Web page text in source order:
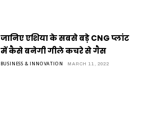
जानिए एशिया के सबसे बड़े CNG प्लांट
में कैसे बनेगी गीले कचरे से गैस
BUSINESS & INNOVATION MARCH 11, 2022